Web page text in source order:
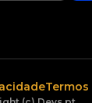
Termos